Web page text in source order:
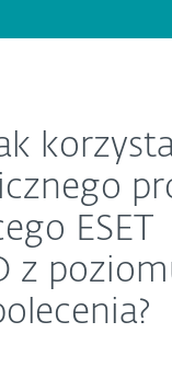
ESET
z